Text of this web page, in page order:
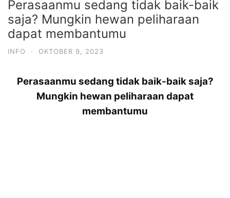
Perasaanmu sedang tidak baik-baik
saja? Mungkin hewan peliharaan
dapat membantumu
INFO · OKTOBER 9, 2023
Perasaanmu sedang tidak baik-baik saja?
Mungkin hewan peliharaan dapat
membantumu